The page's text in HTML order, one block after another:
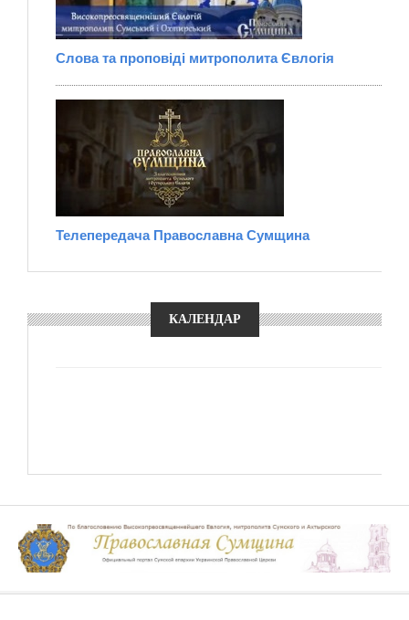
Слова та проповіді митрополита Євлогія
Телепередача Православна Сумщина
КАЛЕНДАР